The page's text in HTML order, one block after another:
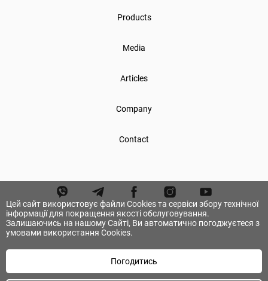
Цей сайт використовує файли Cookies та сервіси збору технічної
інформації для покращення якості обслуговування.
Залишаючись на нашому Сайті, Ви автоматично погоджуєтеся з
умовами використання Cookies.
Погодитись
Products
Media
Articles
Company
Contact
© А.ТОМ. All rights reserved.